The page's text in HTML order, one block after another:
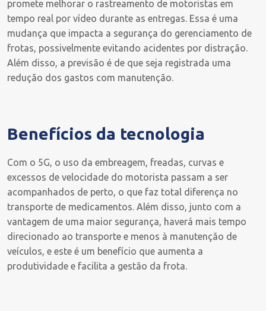
promete melhorar o rastreamento de motoristas em
tempo real por vídeo durante as entregas. Essa é uma
mudança que impacta a segurança do gerenciamento de
frotas, possivelmente evitando acidentes por distração.
Além disso, a previsão é de que seja registrada uma
redução dos gastos com manutenção.
Benefícios da tecnologia
Com o 5G, o uso da embreagem, freadas, curvas e
excessos de velocidade do motorista passam a ser
acompanhados de perto, o que faz total diferença no
transporte de medicamentos. Além disso, junto com a
vantagem de uma maior segurança, haverá mais tempo
direcionado ao transporte e menos à manutenção de
veículos, e este é um benefício que aumenta a
produtividade e facilita a gestão da frota.